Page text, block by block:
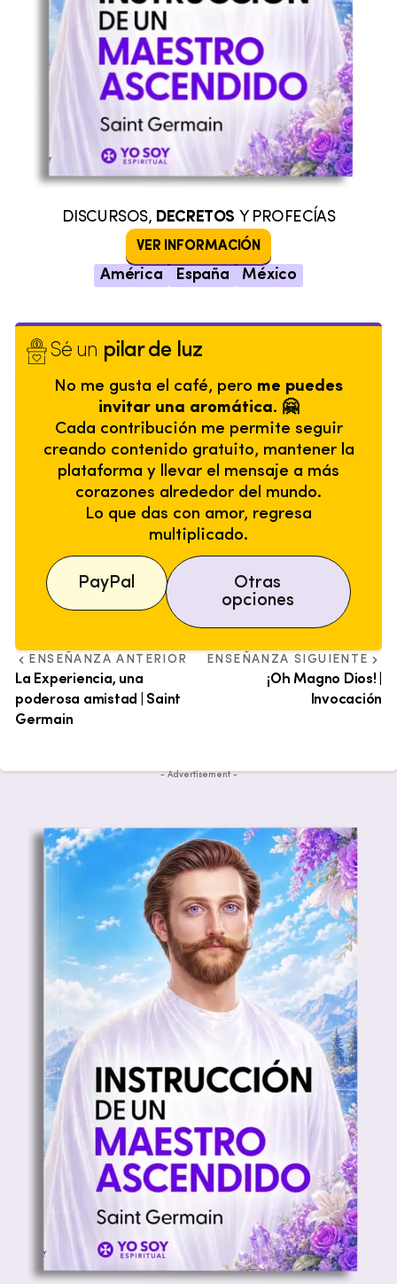
DISCURSOS, DECRETOS Y PROFECÍAS
VER INFORMACIÓN
América España México
Sé un pilar de luz
No me gusta el café, pero me puedes
invitar una aromática. 🤗
Cada contribución me permite seguir
creando contenido gratuito, mantener la
plataforma y llevar el mensaje a más
corazones alrededor del mundo.
Lo que das con amor, regresa
multiplicado.
PayPal
Otras
opciones
ENSEÑANZA ANTERIOR
La Experiencia, una
poderosa amistad | Saint
Germain
ENSEÑANZA SIGUIENTE
¡Oh Magno Dios! |
Invocación
- Advertisement -